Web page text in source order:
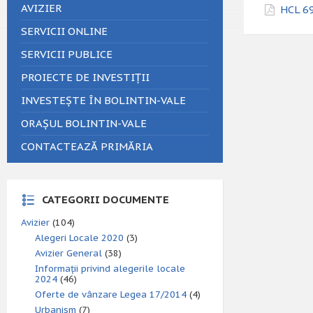
HCL
AVIZIER
SERVICII ONLINE
SERVICII PUBLICE
PROIECTE DE INVESTIȚII
INVESTEȘTE ÎN BOLINTIN-VALE
ORAȘUL BOLINTIN-VALE
CONTACTEAZĂ PRIMĂRIA
CATEGORII DOCUMENTE
Avizier (104)
Alegeri Locale 2020 (3)
Avizier General (38)
Informații privind alegerile locale
2024 (46)
Oferte de vânzare Legea 17/2014 (4)
Urbanism (7)